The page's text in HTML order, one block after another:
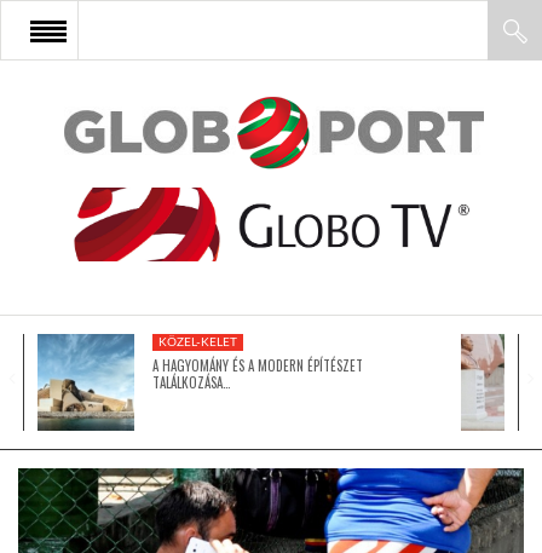
FŐOLDAL
AFRIKA
ÁZSIA
LATIN-AMERIKA
KÖZEL-KELET
A HAGYOMÁNY ÉS A MODERN ÉPÍTÉSZET
TALÁLKOZÁSA…